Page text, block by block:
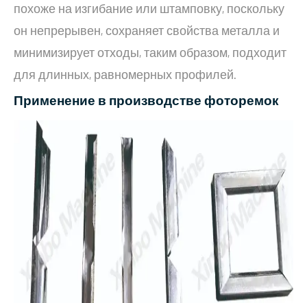
похоже на изгибание или штамповку, поскольку
он непрерывен, сохраняет свойства металла и
минимизирует отходы, таким образом, подходит
для длинных, равномерных профилей.
Применение в производстве фоторемок